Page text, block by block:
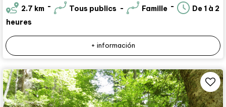
2.7 km Tous publics Famille
De 1 à 2
heures
+ información